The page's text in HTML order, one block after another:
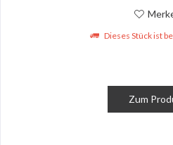
Dieses Stück ist
Zum